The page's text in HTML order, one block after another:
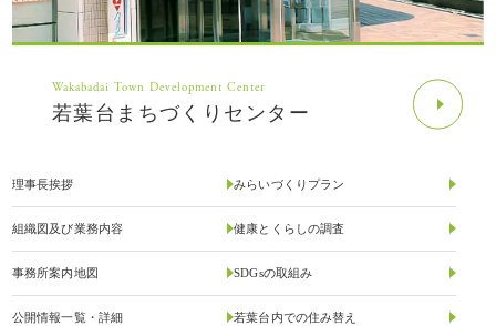
Wakabadai Town Development Center
若葉台まちづくりセンター
理事長挨拶
組織図及び業務内容
事務所案内地図
公開情報一覧・詳細
みらいづくりプラン
健康とくらしの調査
SDGsの取組み
若葉台内での住み替え